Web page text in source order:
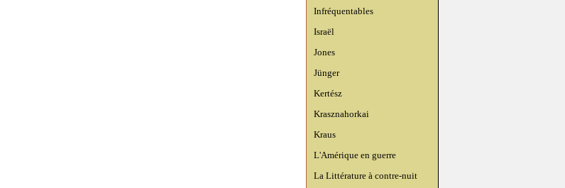
Infréquentables
Israël
Jones
Jünger
Kertész
Krasznahorkai
Kraus
L'Amérique en guerre
La Littérature à contre-nuit